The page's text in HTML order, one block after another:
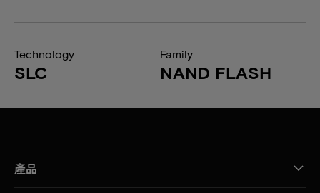
Technology
SLC
Family
NAND FLASH
產品